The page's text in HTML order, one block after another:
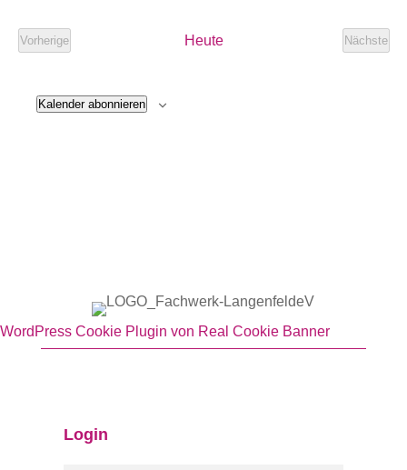
wählen.
Vorherige
Veranstaltungen
Heute
Nächste
Kalender abonnieren
Login
WordPress Cookie Plugin von Real Cookie Banner